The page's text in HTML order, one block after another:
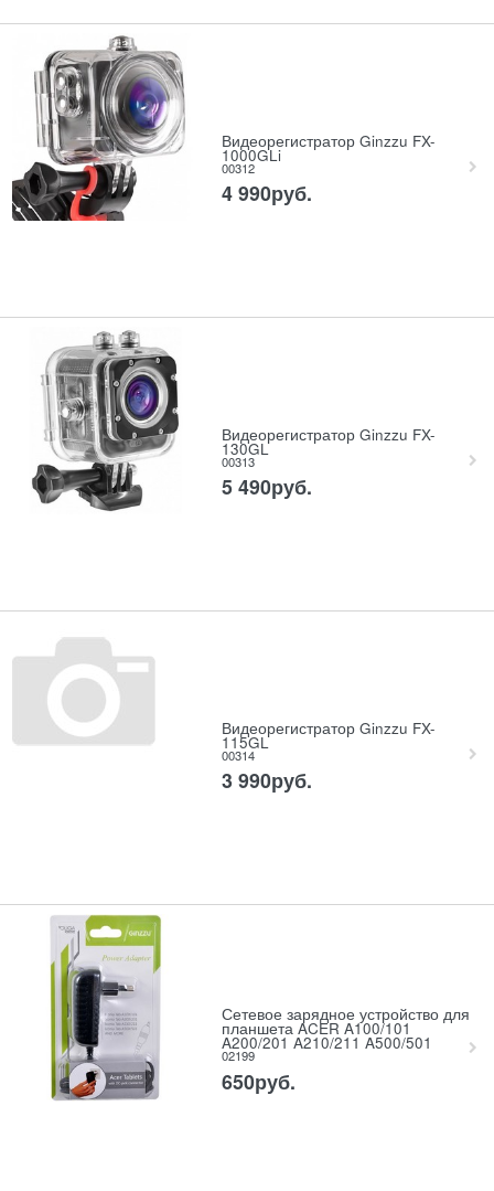
Видеорегистратор Ginzzu FX-
1000GLi
00312
4 990руб.
Видеорегистратор Ginzzu FX-
130GL
00313
5 490руб.
Видеорегистратор Ginzzu FX-
115GL
00314
3 990руб.
Сетевое зарядное устройство для
планшета ACER A100/101
A200/201 A210/211 A500/501
02199
650руб.